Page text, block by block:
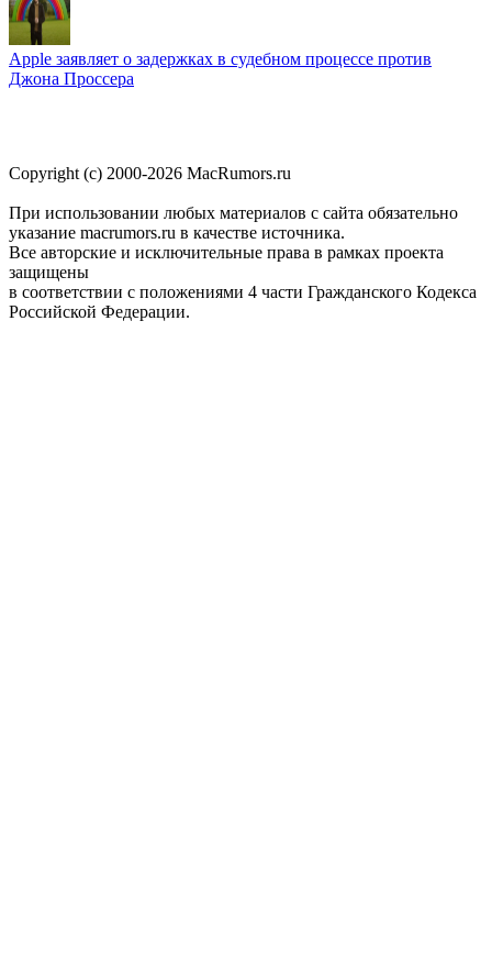
Apple заявляет о задержках в судебном процессе против
Джона Проссера
Copyright (c) 2000-2026 MacRumors.ru
При использовании любых материалов с сайта обязательно
указание macrumors.ru в качестве источника.
Все авторские и исключительные права в рамках проекта
защищены
в соответствии с положениями 4 части Гражданского Кодекса
Российской Федерации.